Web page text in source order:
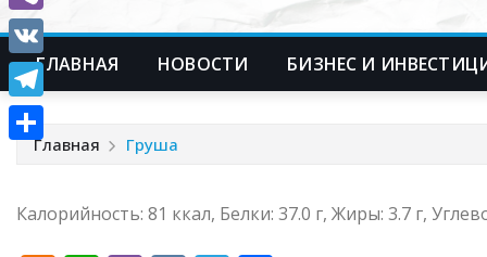
ГЛАВНАЯ НОВОСТИ БИЗНЕС И
Главная Груша
Калорийность: 81 ккал, Белки: 37.0 г, Жиры: 3.7 г,
Viber
VK
Telegram
Отправить